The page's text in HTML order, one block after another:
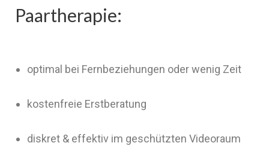
Paartherapie:
optimal bei Fernbeziehungen oder wenig Zeit
kostenfreie Erstberatung
diskret & effektiv im geschützten Videoraum